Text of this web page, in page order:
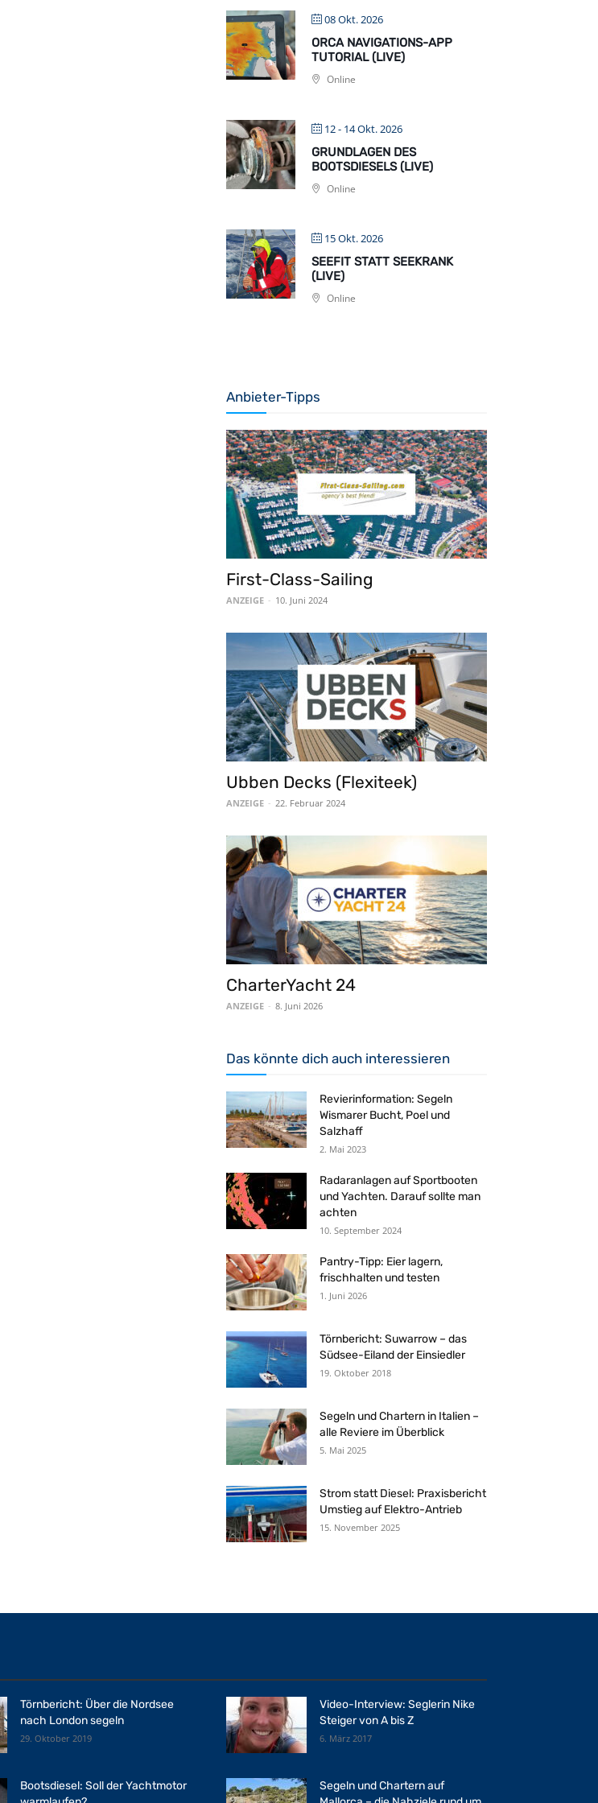
08 Okt. 2026
ORCA NAVIGATIONS-APP
TUTORIAL (LIVE)
Online
12 - 14 Okt. 2026
GRUNDLAGEN DES
BOOTSDIESELS (LIVE)
Online
15 Okt. 2026
SEEFIT STATT SEEKRANK
(LIVE)
Online
Anbieter-Tipps
First-Class-Sailing
ANZEIGE - 10. Juni 2024
Ubben Decks (Flexiteek)
ANZEIGE - 22. Februar 2024
CharterYacht 24
ANZEIGE - 8. Juni 2026
Das könnte dich auch interessieren
Revierinformation: Segeln
Wismarer Bucht, Poel und
Salzhaff
2. Mai 2023
Radaranlagen auf Sportbooten
und Yachten. Darauf sollte man
achten
10. September 2024
Pantry-Tipp: Eier lagern,
frischhalten und testen
1. Juni 2026
Törnbericht: Suwarrow – das
Südsee-Eiland der Einsiedler
19. Oktober 2018
Segeln und Chartern in Italien –
alle Reviere im Überblick
5. Mai 2025
Strom statt Diesel: Praxisbericht
Umstieg auf Elektro-Antrieb
15. November 2025
Törnbericht: Über die Nordsee
nach London segeln
29. Oktober 2019
Video-Interview: Seglerin Nike
Steiger von A bis Z
6. März 2017
Bootsdiesel: Soll der Yachtmotor
Segeln und Chartern auf